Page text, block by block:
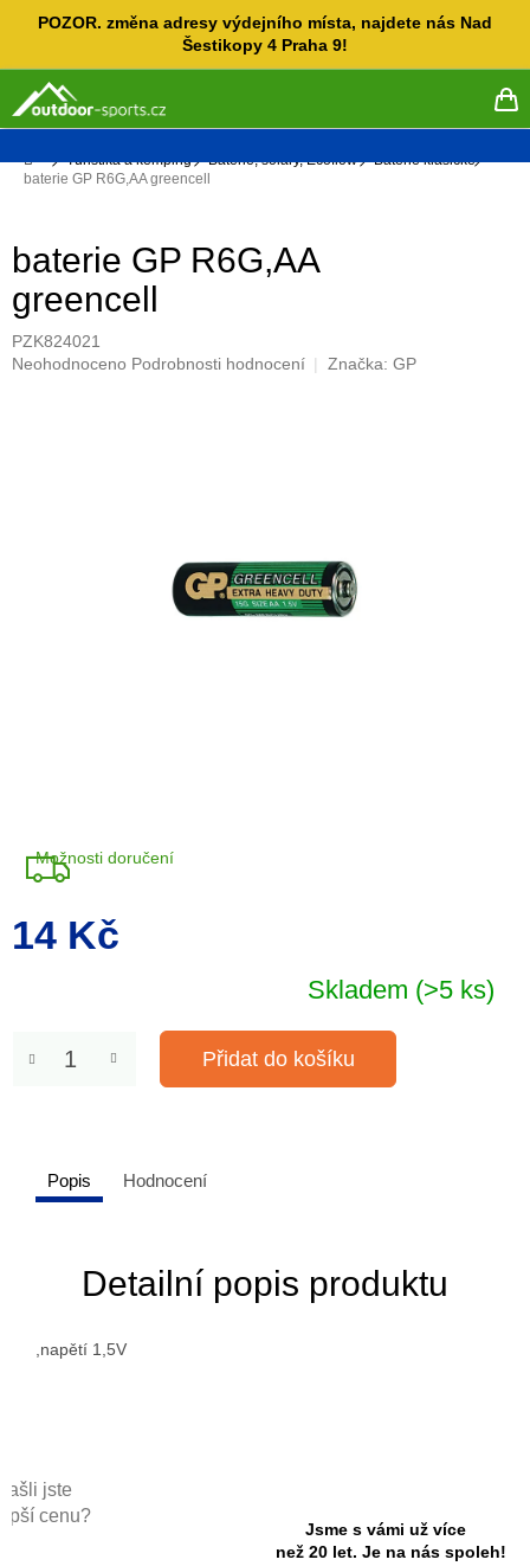
POZOR. změna adresy výdejního místa, najdete nás Nad
Šestikopy 4 Praha 9!
Domů
Turistika a kemping Baterie, soláry, Ecoflow
Baterie klasické
baterie GP R6G,AA greencell
baterie GP R6G,AA
greencell
PZK824021
Průměrné
Neohodnoceno Podrobnosti hodnocení Značka: GP
14 Kč
Měrná
cena:
Skladem (>5 ks)
Možnosti doručení
Přidat do košíku
jste
cenu?
Jsme s vámi už více
než 20 let. Je na nás spoleh!
Popis Hodnocení
Detailní popis produktu
,napětí 1,5V